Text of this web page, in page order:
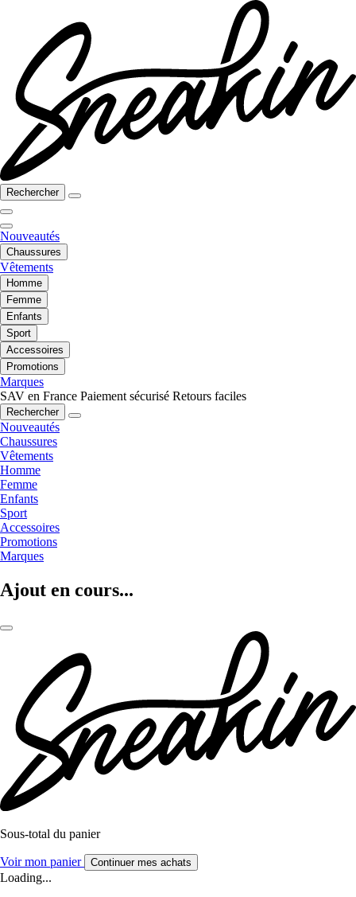
Rechercher
Nouveautés
Chaussures
Vêtements
Homme
Femme
Enfants
Sport
Accessoires
Promotions
Marques
SAV en France Paiement sécurisé Retours faciles
Rechercher
Nouveautés
Chaussures
Vêtements
Homme
Femme
Enfants
Sport
Accessoires
Promotions
Marques
Ajout en cours...
Sous-total du panier
Voir mon panier Continuer mes achats
Loading...